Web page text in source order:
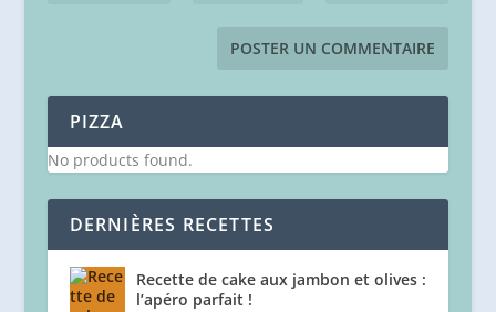
PIZZA
No products found.
DERNIÈRES RECETTES
Recette de cake aux jambon et olives :
l’apéro parfait !